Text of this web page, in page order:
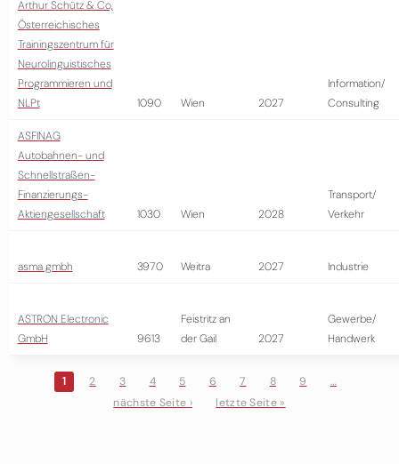
Arthur Schütz & Co,
Österreichisches
Trainingszentrum für
Neurolinguistisches
Programmieren und
NLPt
1090 Wien 2027
Information/
Consulting
ASFINAG
Autobahnen- und
Schnellstraßen-
Finanzierungs-
Aktiengesellschaft
1030 Wien 2028
Transport/
Verkehr
asma gmbh 3970 Weitra 2027 Industrie
ASTRON Electronic
GmbH
9613
Feistritz an
der Gail
2027
Gewerbe/
Handwerk
1 2 3 4 5 6 7 8 9
…
nächste Seite ›
letzte Seite »